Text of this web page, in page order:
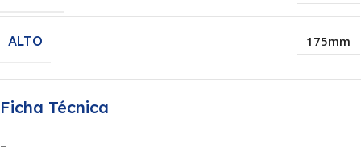
ALTO 175mm
Ficha Técnica
–